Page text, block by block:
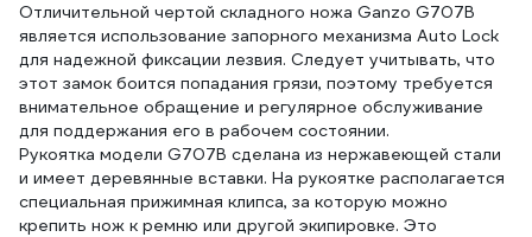
Отличительной чертой складного ножа Ganzo G707B
является использование запорного механизма Auto Lock
для надежной фиксации лезвия. Следует учитывать, что
этот замок боится попадания грязи, поэтому требуется
внимательное обращение и регулярное обслуживание
для поддержания его в рабочем состоянии.
Рукоятка модели G707B сделана из нержавеющей стали
и имеет деревянные вставки. На рукоятке располагается
специальная прижимная клипса, за которую можно
крепить нож к ремню или другой экипировке. Это